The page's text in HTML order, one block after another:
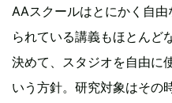
AAスクールはとにかく自
られている講義もほとんど
決めて、スタジオを自由に
いう方針。研究対象はその